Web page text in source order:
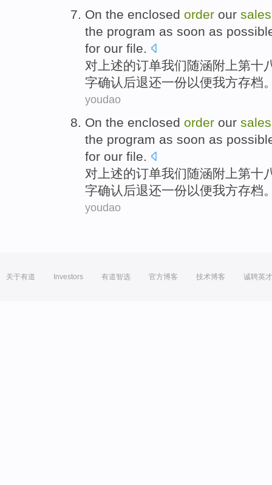
On the enclosed order our
the program as soon as
for our file.
对 上述的订单我们随涵附上第十
字确认 后退还一份以便我方存档
youdao
On the enclosed order our
the program as soon as
for our file
对 上述的订单我们随涵附上第十
字确认 后退还一份 以便我方存档
youdao
关于有道 Investors 有道智选 官方博客 技术博客 诚聘英才